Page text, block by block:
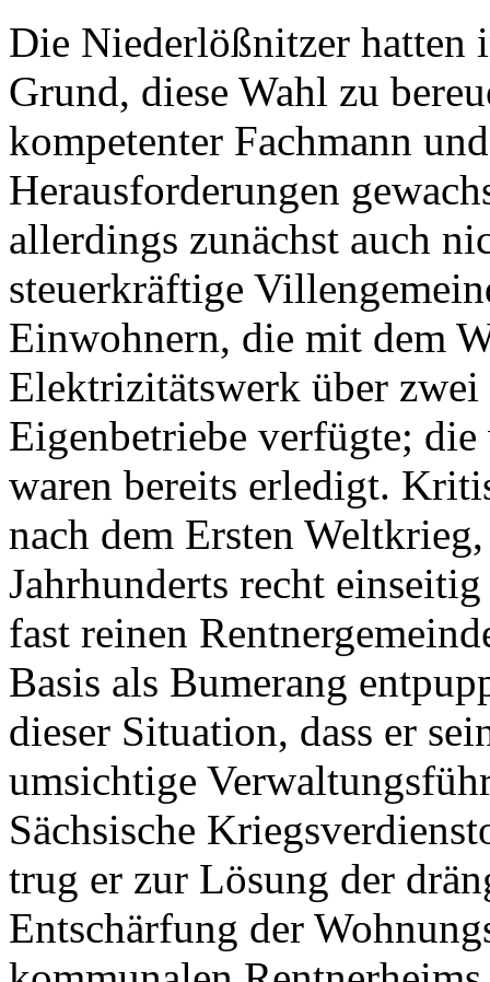
Die Niederlößnitzer hatten
Grund, diese Wahl zu
kompetenter Fachmann
Herausforderungen
allerdings zunächst auch
steuerkräftige
Einwohnern, die mit dem
Elektrizitätswerk über
Eigenbetriebe verfügte;
waren bereits erledigt.
nach dem Ersten
Jahrhunderts recht
fast reinen
Basis als Bumerang
dieser Situation, dass er
umsichtige
Sächsische
trug er zur Lösung der
Entschärfung der